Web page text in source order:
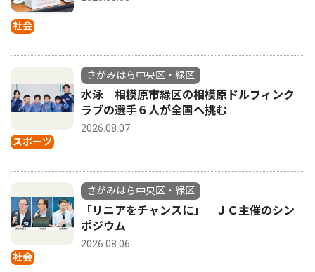
社会
スポーツ
さがみはら中央区・緑区
水泳 相模原市緑区の相模原ドルフィンク
ラブの選手６人が全国へ挑む
2026.08.07
社会
さがみはら中央区・緑区
「リニアをチャンスに」 ＪＣ主催のシン
ポジウム
2026.08.06